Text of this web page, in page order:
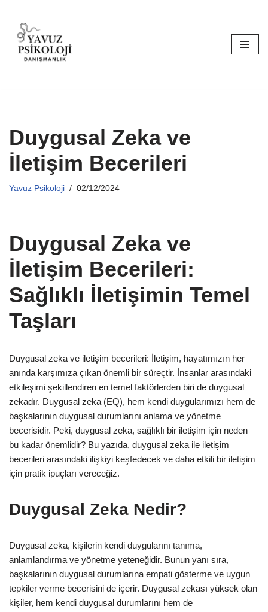
İçeriğe
geç
Duygusal Zeka ve
İletişim Becerileri
Yavuz Psikoloji 02/12/2024
Duygusal Zeka ve
İletişim Becerileri:
Sağlıklı İletişimin Temel
Taşları
Duygusal zeka ve iletişim becerileri: İletişim, hayatımızın her
anında karşımıza çıkan önemli bir süreçtir. İnsanlar arasındaki
etkileşimi şekillendiren en temel faktörlerden biri de duygusal
zekadır. Duygusal zeka (EQ), hem kendi duygularımızı hem de
başkalarının duygusal durumlarını anlama ve yönetme
becerisidir. Peki, duygusal zeka, sağlıklı bir iletişim için neden
bu kadar önemlidir? Bu yazıda, duygusal zeka ile iletişim
becerileri arasındaki ilişkiyi keşfedecek ve daha etkili bir iletişim
için pratik ipuçları vereceğiz.
Duygusal Zeka Nedir?
Duygusal zeka, kişilerin kendi duygularını tanıma,
anlamlandırma ve yönetme yeteneğidir. Bunun yanı sıra,
başkalarının duygusal durumlarına empati gösterme ve uygun
tepkiler verme becerisini de içerir. Duygusal zekası yüksek olan
kişiler, hem kendi duygusal durumlarını hem de